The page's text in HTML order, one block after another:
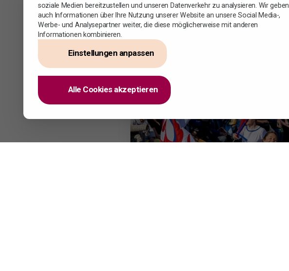
soziale Medien bereitzustellen und unseren Datenverkehr zu analysieren. Wir geben
auch Informationen über Ihre Nutzung unserer Website an unsere Social Media-,
Werbe- und Analysepartner weiter, die diese möglicherweise mit anderen
Informationen kombinieren.
Einstellungen anpassen
Alle Cookies akzeptieren